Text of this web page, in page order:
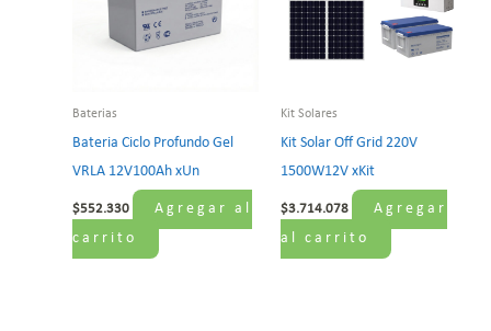
Baterias
Bateria Ciclo Profundo Gel
VRLA 12V100Ah xUn
$552.330
Agregar al
carrito
Kit Solares
Kit Solar Off Grid 220V
1500W12V xKit
$3.714.078
Agregar
al carrito